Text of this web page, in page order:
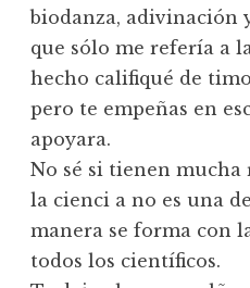
biodanza, adivinación
que sólo me refería a
hecho califiqué de
pero te empeñas en
apoyara.
No sé si tienen mucha
la cienci a no es una
manera se forma con
todos los científicos.